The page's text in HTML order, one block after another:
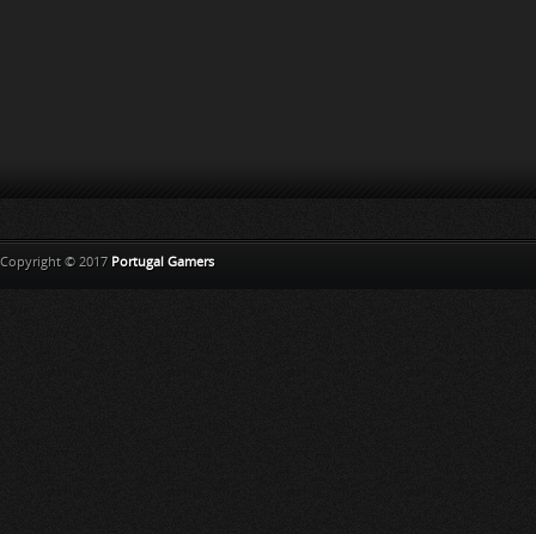
Copyright © 2017 Portugal Gamers